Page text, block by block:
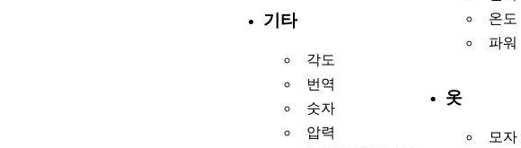
기타
각도
번역
숫자
압력
온도
파워
옷
모